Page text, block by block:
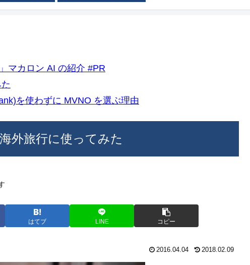
マカロン AI の紹介 #PR
を使わずに MVNO を選ぶ理由
外旅行に使ってみた
はてブ LINE コピー
2016.04.04 2018.02.09